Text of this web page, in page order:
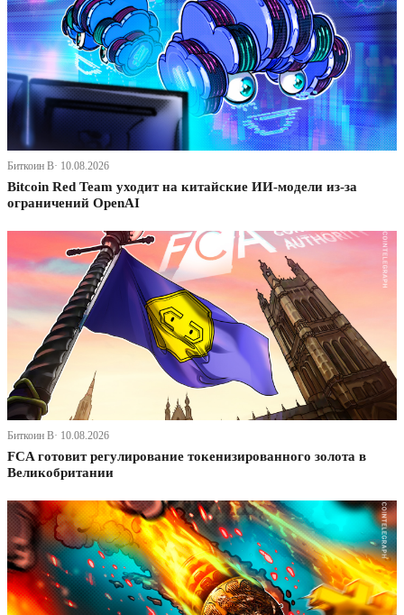
Биткоин В· 10.08.2026
Bitcoin Red Team уходит на китайские ИИ-модели из-за
ограничений OpenAI
Биткоин В· 10.08.2026
FCA готовит регулирование токенизированного золота в
Великобритании